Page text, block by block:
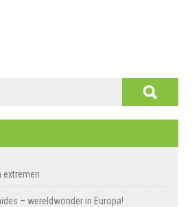
extremen
– wereldwonder in Europa!